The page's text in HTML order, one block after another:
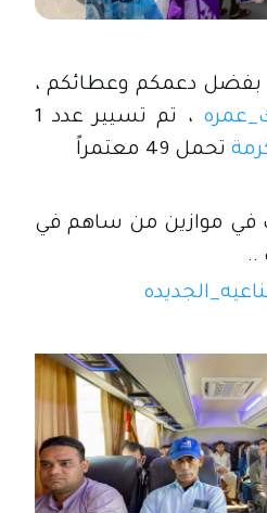
تحمل 49 معتمراً
..